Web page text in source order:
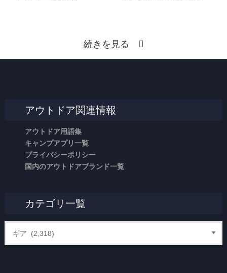
続きを見る
アウトドア関連情報
アウトドア用語集
キャンプアプリ一覧
プライバシーポリシー
国内のアウトドアブランド一覧
カテゴリ一覧